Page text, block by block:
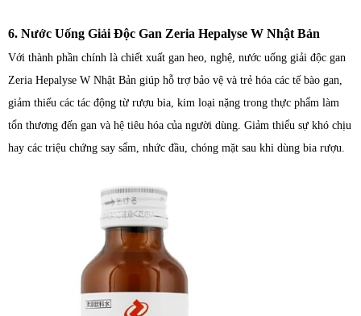
6. Nước Uống Giải Độc Gan Zeria Hepalyse W Nhật Bản
Với thành phần chính là chiết xuất gan heo, nghệ, nước uống giải độc gan
Zeria Hepalyse W Nhật Bản giúp hỗ trợ bảo vệ và trẻ hóa các tế bào gan,
giảm thiếu các tác động từ rượu bia, kim loại nặng trong thực phẩm làm
tổn thương đến gan và hệ tiêu hóa của người dùng. Giảm thiểu sự khó chịu
hay các triệu chứng say sẩm, nhức đầu, chóng mặt sau khi dùng bia rượu.